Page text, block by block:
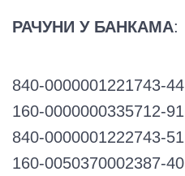
РАЧУНИ У БАНКАМА:
840-0000001221743-44
160-0000000335712-91
840-0000001222743-51
160-0050370002387-40